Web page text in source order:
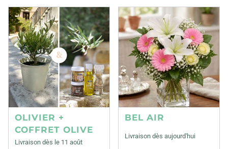
OLIVIER +
COFFRET OLIVE
Livraison dès le 11 août
BEL AIR
Livraison dès aujourd'hui